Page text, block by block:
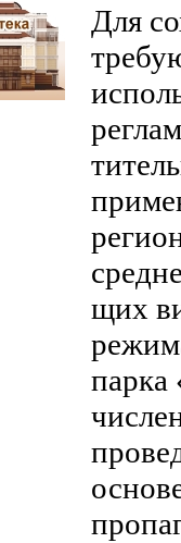
Для
щих
парка